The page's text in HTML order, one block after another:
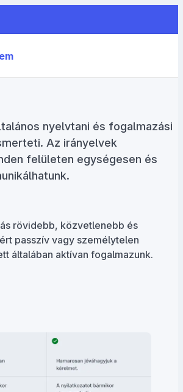
nyelvtani és fogalmazási
Az irányelvek
felületen egységesen és
rövidebb, közvetlenebb és
passzív vagy személytelen
általában aktívan fogalmazunk.